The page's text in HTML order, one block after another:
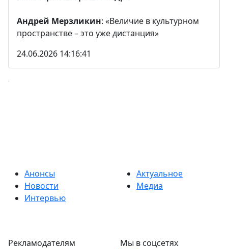
Андрей Мерзликин: «Величие в культурном
пространстве – это уже дистанция»
24.06.2026 14:16:41
Анонсы
Новости
Интервью
Актуальное
Медиа
Рекламодателям
Мы в соцсетях